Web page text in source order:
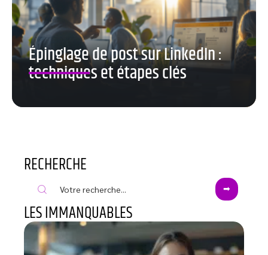
Épinglage de post sur LinkedIn :
techniques et étapes clés
RECHERCHE
LES IMMANQUABLES